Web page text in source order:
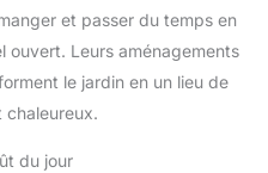
et passer du temps en
ouvert. Leurs aménagements
le jardin en un lieu de
chaleureux.
du jour